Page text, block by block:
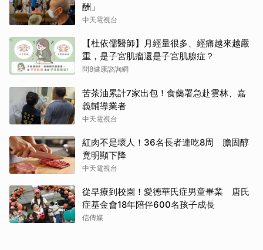
酬」
中天電視台
【杜依儒醫師】月經量很多、經痛越來越嚴
重，是子宮肌瘤還是子宮肌腺症？
問8健康諮詢網
苦茶油累計7家出包！食藥署急赴雲林、嘉
義輔導業者
中天電視台
紅肉不是壞人！36名長者連吃8周 膽固醇
竟明顯下降
中天電視台
從早療到校園！愛德華氏症男童畢業 唐氏
症基金會18年陪伴600名孩子成長
信傳媒